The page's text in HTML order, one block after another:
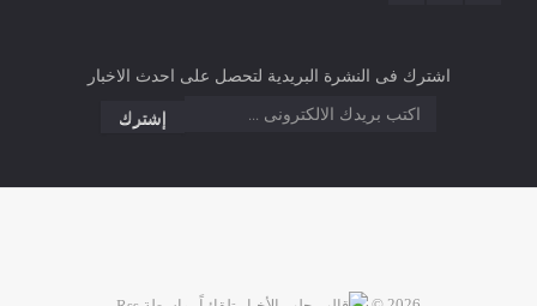
اشترك فى النشرة البريدية لتحصل على احدث الاخبار